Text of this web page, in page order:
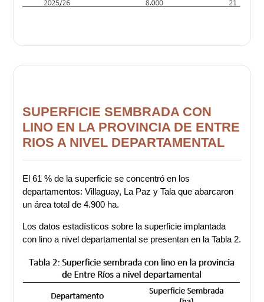
SUPERFICIE SEMBRADA CON
LINO EN LA PROVINCIA DE ENTRE
RIOS A NIVEL DEPARTAMENTAL
El 61 % de la superficie se concentró en los
departamentos: Villaguay, La Paz y Tala que abarcaron
un área total de 4.900 ha.
Los datos estadísticos sobre la superficie implantada
con lino a nivel departamental se presentan en la Tabla 2.